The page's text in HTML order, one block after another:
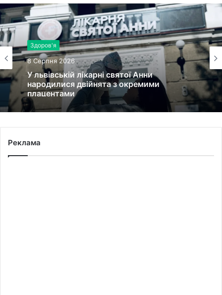
Здоров'я
8 Серпня 2026
У львівській лікарні святої Анни
народилися двійнята з окремими
плацентами
Реклама